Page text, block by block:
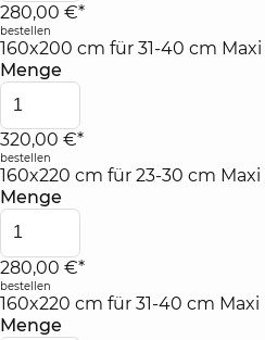
280,00 €*
bestellen
160x200 cm für 31-40 cm
Menge
320,00 €*
bestellen
160x220 cm für 23-30 cm
Menge
280,00 €*
bestellen
160x220 cm für 31-40 cm
Menge